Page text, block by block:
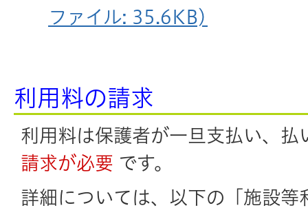
ファイル: 35.6KB)
利用料の請求
利用料は保護者が一旦支払い、払
請求が必要 です。
詳細については、以下の「施設等